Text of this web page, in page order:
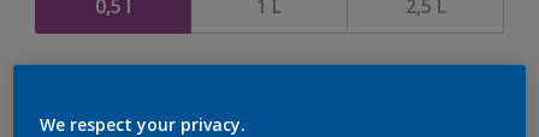
0,5 l 1 L 2,5 L
We respect your privacy.